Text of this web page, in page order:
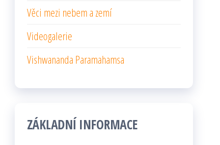
Věci mezi nebem a zemí
Videogalerie
Vishwananda Paramahamsa
ZÁKLADNÍ INFORMACE